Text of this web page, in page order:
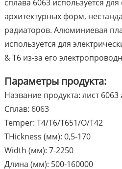
сплава 6063 используется
архитектурных форм,
радиаторов. Алюминиевая
используется для
& T6 из-за его
Параметры продукта:
Название продукта: лист
Сплав: 6063
Temper: T4/T6/T651/O/T42
THickness (мм): 0,5-170
Width (мм): 7-2250
Длина (мм): 500-160000